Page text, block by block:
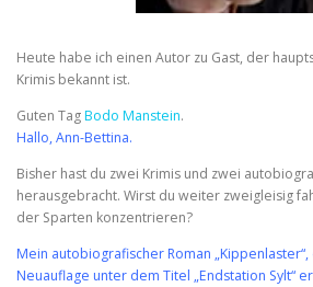
Heute habe ich einen Autor zu Gast, der
Krimis bekannt ist.
Guten TagBodo Manstein.
Hallo, Ann-Bettina.
Bisher hast du zwei Krimis und zwei
herausgebracht. Wirst du weiter zweigleisig
der Sparten konzentrieren?
Mein autobiografischer Roman
Neuauflage unter dem Titel „Endstation Sylt“